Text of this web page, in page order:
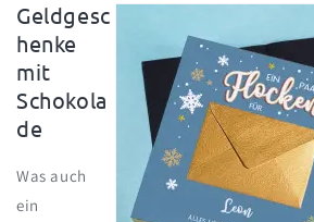
Geldgesc
henke
mit
Schokola
de
Was auch
ein